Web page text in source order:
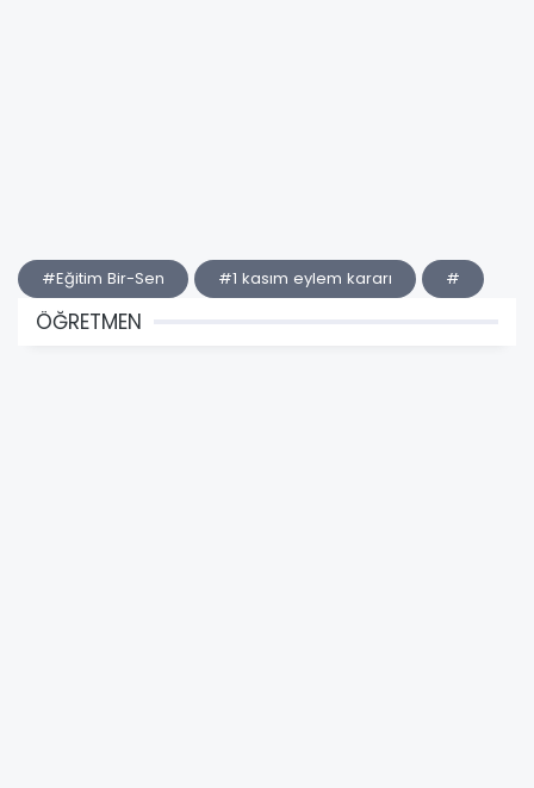
#Eğitim Bir-Sen #1 kasım eylem kararı #
ÖĞRETMEN